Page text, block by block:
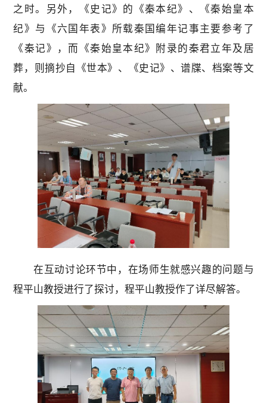
之时。另外，《史记》的《秦本纪》、《秦始皇本
纪》与《六国年表》所载秦国编年记事主要参考了
《秦记》，而《秦始皇本纪》附录的秦君立年及居
葬，则摘抄自《世本》、《史记》、谱牒、档案等文
献。
在互动讨论环节中，在场师生就感兴趣的问题与
程平山教授进行了探讨，程平山教授作了详尽解答。